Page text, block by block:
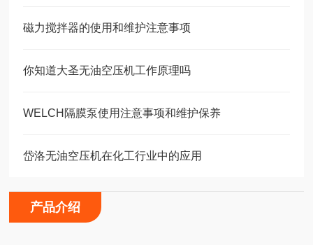
磁力搅拌器的使用和维护注意事项
你知道大圣无油空压机工作原理吗
WELCH隔膜泵使用注意事项和维护保养
岱洛无油空压机在化工行业中的应用
产品介绍